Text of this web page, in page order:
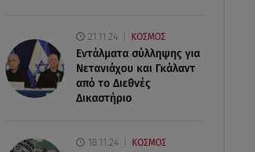
21.11.24 ΚΟΣΜΟΣ
Εντάλματα σύλληψης για
Νετανιάχου και Γκάλαντ
από το Διεθνές
Δικαστήριο
18.11.24 ΚΟΣΜΟΣ